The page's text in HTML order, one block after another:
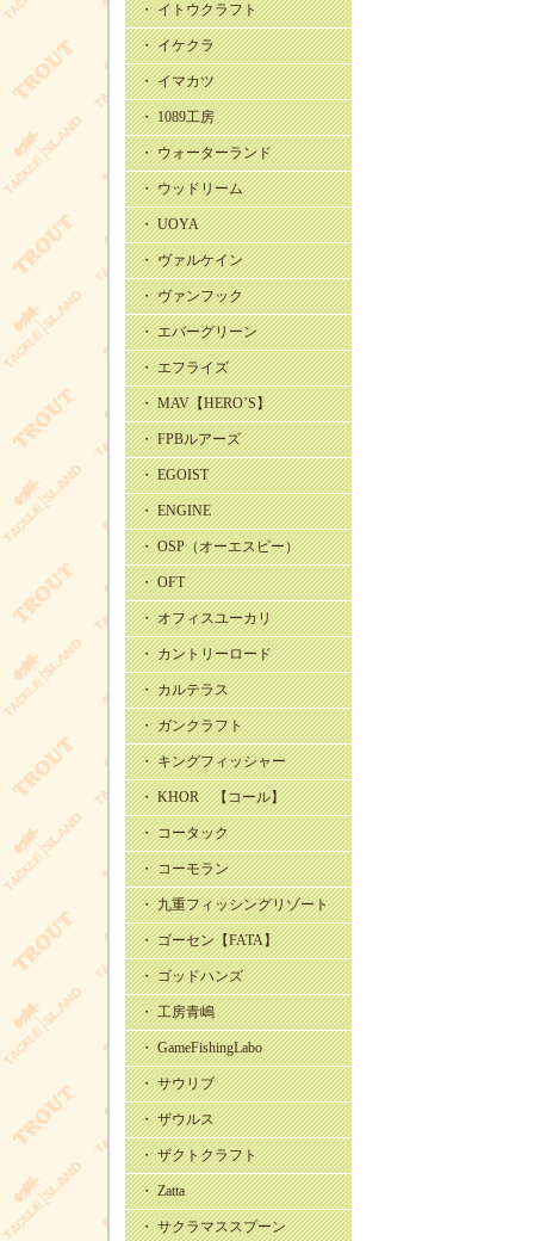
・ イトウクラフト
・ イケクラ
・ イマカツ
・ 1089工房
・ ウォーターランド
・ ウッドリーム
・ UOYA
・ ヴァルケイン
・ ヴァンフック
・ エバーグリーン
・ エフライズ
・ MAV【HERO’S】
・ FPBルアーズ
・ EGOIST
・ ENGINE
・ OSP（オーエスピー）
・ OFT
・ オフィスユーカリ
・ カントリーロード
・ カルテラス
・ ガンクラフト
・ キングフィッシャー
・ KHOR 【コール】
・ コータック
・ コーモラン
・ 九重フィッシングリゾート
・ ゴーセン【FATA】
・ ゴッドハンズ
・ 工房青嶋
・ GameFishingLabo
・ サウリブ
・ ザウルス
・ ザクトクラフト
・ Zatta
・ サクラマススプーン